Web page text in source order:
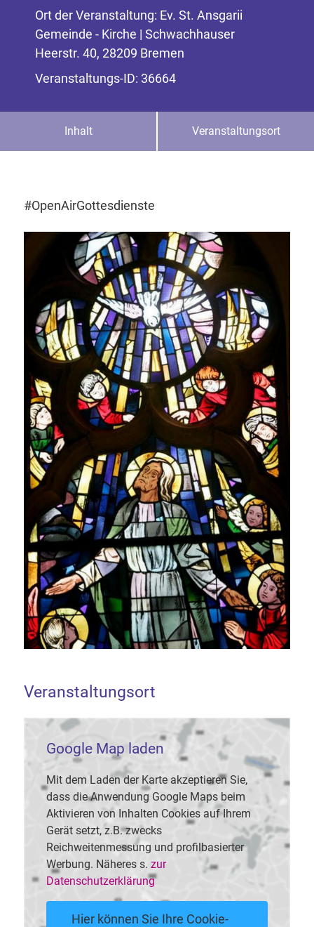
Ort der Veranstaltung: Ev. St. Ansgarii
Gemeinde - Kirche | Schwachhauser
Heerstr. 40, 28209 Bremen
Veranstaltungs-ID: 36664
Inhalt Veranstaltungsort
#OpenAirGottesdienste
Veranstaltungsort
Google Map laden
Mit dem Laden der Karte akzeptieren Sie,
dass die Anwendung Google Maps beim
Aktivieren von Inhalten Cookies auf Ihrem
Gerät setzt, z.B. zwecks
Reichweitenmessung und profilbasierter
Werbung. Näheres s. zur
Datenschutzerklärung
Hier können Sie Ihre Cookie-